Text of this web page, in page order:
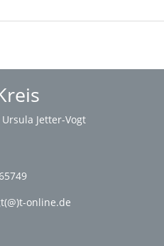
Jetter-Vogt
online.de